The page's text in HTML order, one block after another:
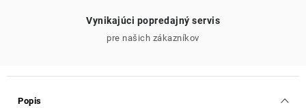
Vynikajúci popredajný servis
pre našich zákazníkov
Popis